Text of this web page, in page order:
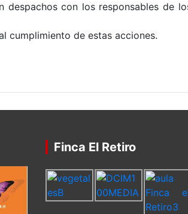
con los responsables de
cumplimiento de estas acciones.
Finca El Retiro